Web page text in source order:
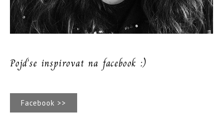
Pojďse inspirovat na facebook :)
Facebook >>